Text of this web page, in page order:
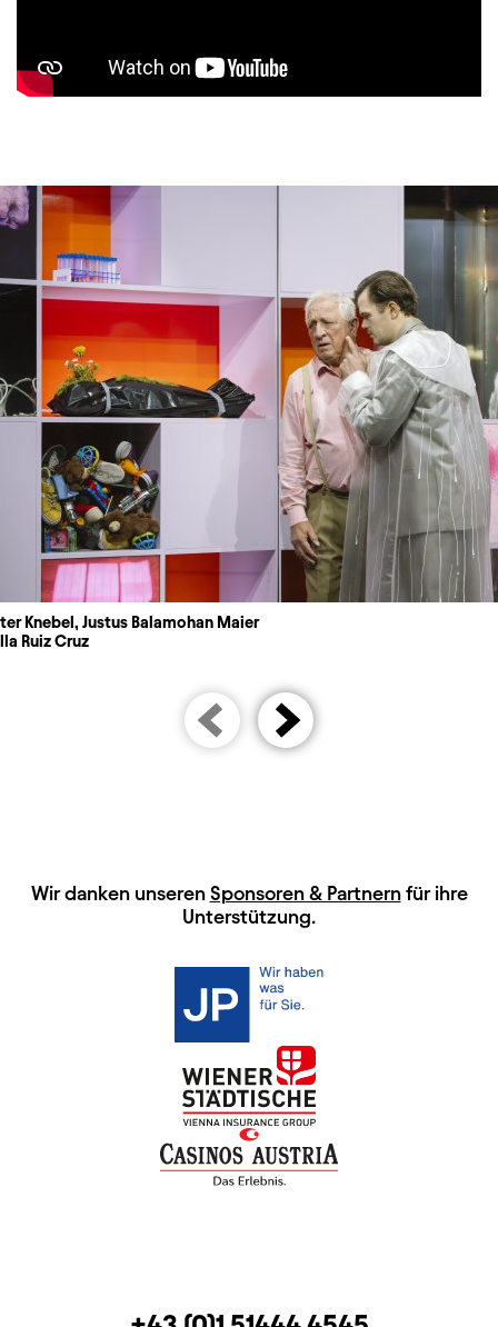
Knebel, Justus Balamohan Maier
Ruiz Cruz
HAUPTSPONSOREN
Wir danken unseren Sponsoren & Partnernfür ihre
Unterstützung.